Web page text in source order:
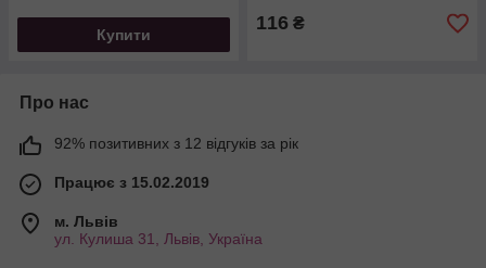
Купити
116 ₴
Про нас
92% позитивних з 12 відгуків за рік
Працює з 15.02.2019
м. Львів
ул. Кулиша 31, Львів, Україна